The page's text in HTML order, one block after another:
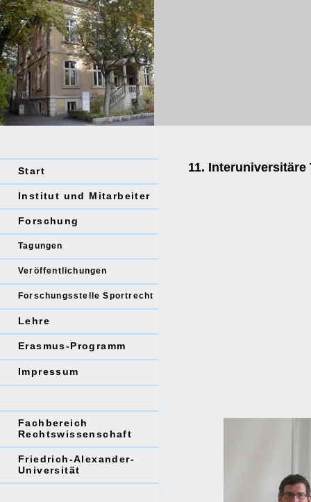
Start
Institut und Mitarbeiter
Forschung
Tagungen
Veröffentlichungen
Forschungsstelle Sportrecht
Lehre
Erasmus-Programm
Impressum
Fachbereich
Rechtswissenschaft
Friedrich-Alexander-
Universität
11.